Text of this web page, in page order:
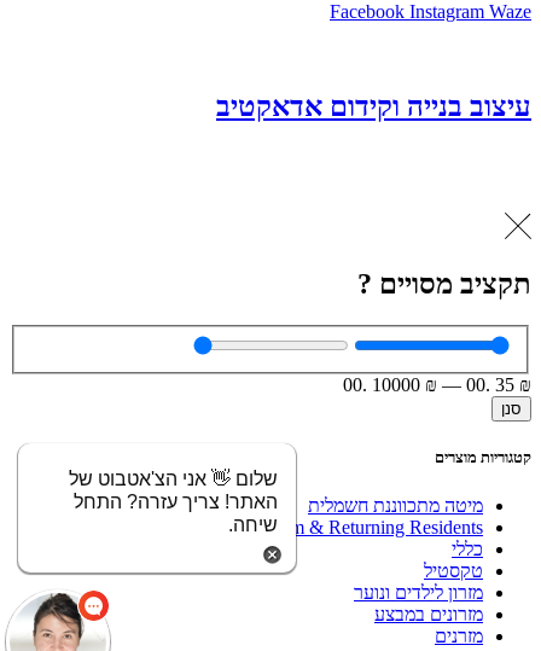
Facebook Instagram Waze
עיצוב בנייה וקידום אדאקטיב
תקציב מסויים ?
₪
35
.00
—
₪
10000
.00
סנן
קטגוריות מוצרים
מיטה מתכווננת חשמלית
Olim & Returning Residents
כללי
טקסטיל
מזרון לילדים ונוער
מזרונים במבצע
מזרנים
שלום 👋 אני הצ'אטבוט של
האתר! צריך עזרה? התחל
שיחה.